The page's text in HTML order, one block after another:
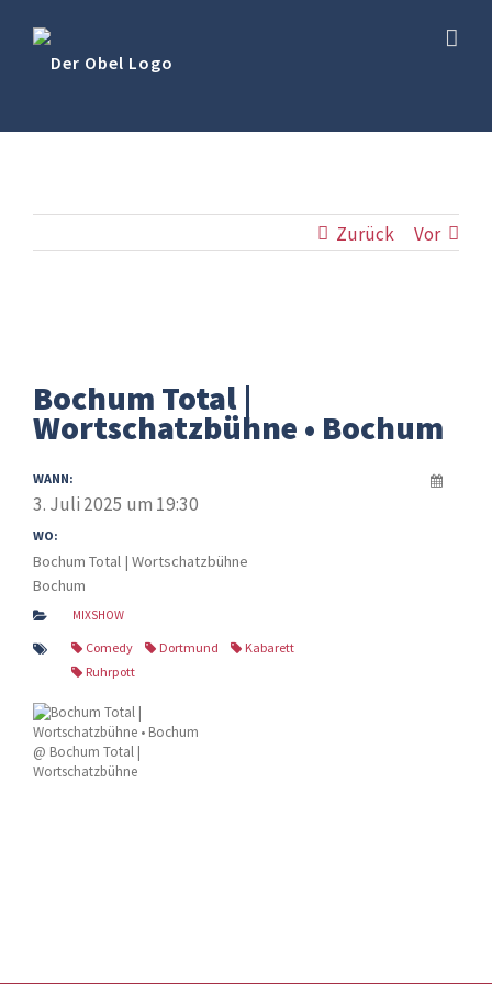
Zurück Vor
Bild
Bochum Total |
Wortschatzbühne • Bochum
WANN:
3. Juli 2025 um 19:30
WO:
Bochum Total | Wortschatzbühne
Bochum
MIXSHOW
Comedy Dortmund
Kabarett
Ruhrpott